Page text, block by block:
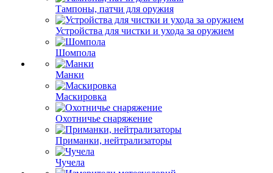
Тампоны, патчи для оружия
Устройства для чистки и ухода за оружием
Шомпола
Манки
Маскировка
Охотничье снаряжение
Приманки, нейтрализаторы
Чучела